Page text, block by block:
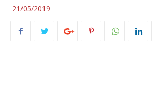
21/05/2019